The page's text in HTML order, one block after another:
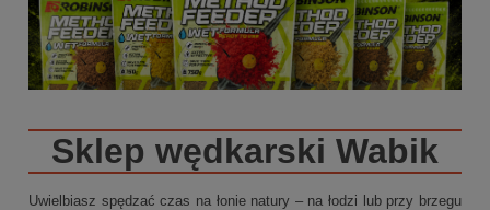
Sklep wędkarski Wabik
Uwielbiasz spędzać czas na łonie natury – na łodzi lub przy brzegu